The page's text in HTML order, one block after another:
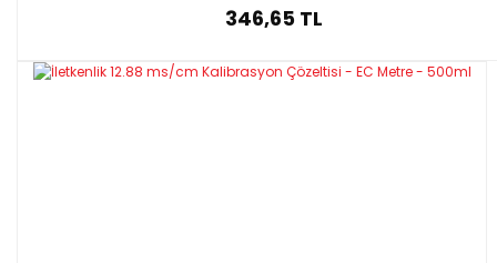
346,65 TL